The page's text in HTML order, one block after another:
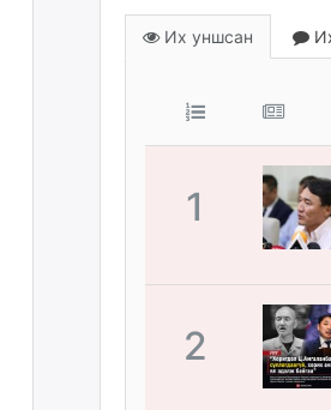
Их уншсан
1
2